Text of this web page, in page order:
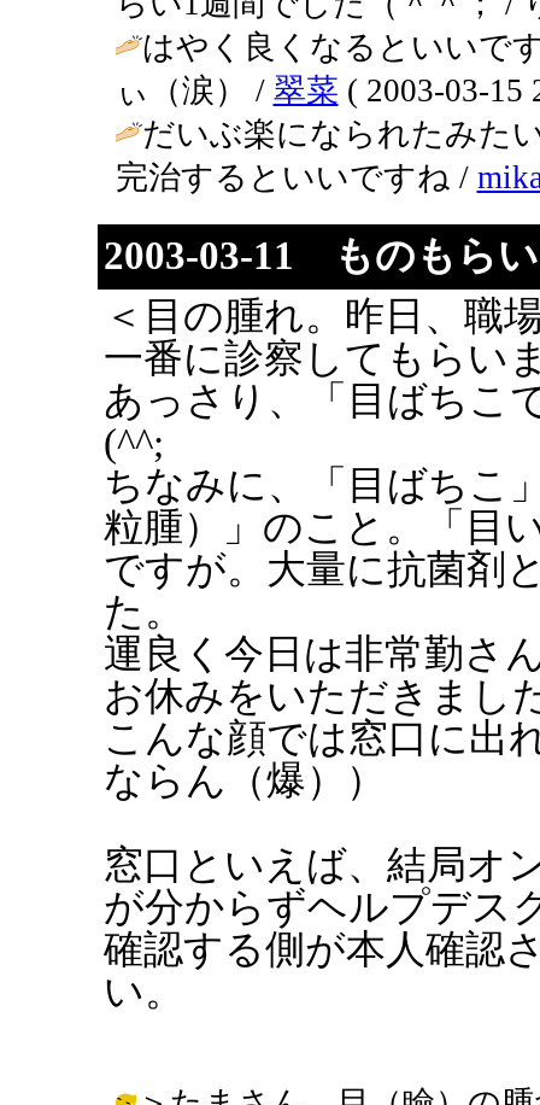
はやく良くなるといい
ぃ（涙） / 翠菜 ( 2003-03-15
だいぶ楽になられたみた
完治するといいですね /
2003-03-11 ものもら
＜目の腫れ。昨日、職
一番に診察してもらい
あっさり、「目ばちこ
(^^;
ちなみに、「目ばちこ
粒腫）」のこと。「目
ですが。大量に抗菌剤
た。
運良く今日は非常勤さ
お休みをいただきまし
こんな顔では窓口に出
ならん（爆））
窓口といえば、結局オ
が分からずヘルプデス
確認する側が本人確認
い。